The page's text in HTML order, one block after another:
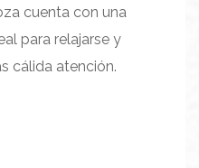
cuenta con una
para relajarse y
cálida atención.